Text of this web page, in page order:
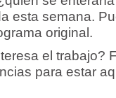
esta semana.
original.
el trabajo?
para estar